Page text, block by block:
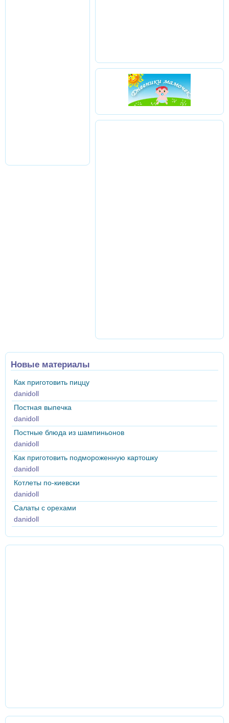
Новые материалы
Как приготовить пиццу
danidoll
Постная выпечка
danidoll
Постные блюда из шампиньонов
danidoll
Как приготовить подмороженную картошку
danidoll
Котлеты по-киевски
danidoll
Салаты с орехами
danidoll